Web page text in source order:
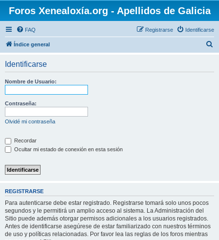
Foros Xenealoxía.org - Apellidos de Galicia
FAQ Identificarse
Registrarse
Índice general
Identificarse
Nombre de Usuario:
Contraseña:
Olvidé mi contraseña
Recordar
Ocultar mi estado de conexión en esta sesión
REGISTRARSE
Para autenticarse debe estar registrado. Registrarse tomará solo unos pocos
segundos y le permitirá un amplio acceso al sistema. La Administración del
Sitio puede además otorgar permisos adicionales a los usuarios registrados.
Antes de identificarse asegúrese de estar familiarizado con nuestros términos
de uso y políticas relacionadas. Por favor lea las reglas de los foros mientras